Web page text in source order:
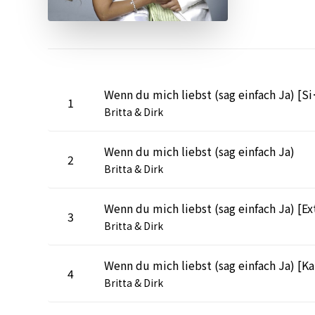
1 Wenn
Britta & Dirk
2 Wenn du mich liebst (sag einfach Ja)
Britta & Dirk
3
Britta & Dirk
4
Britta & Dirk